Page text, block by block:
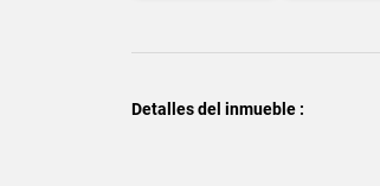
Detalles del inmueble :